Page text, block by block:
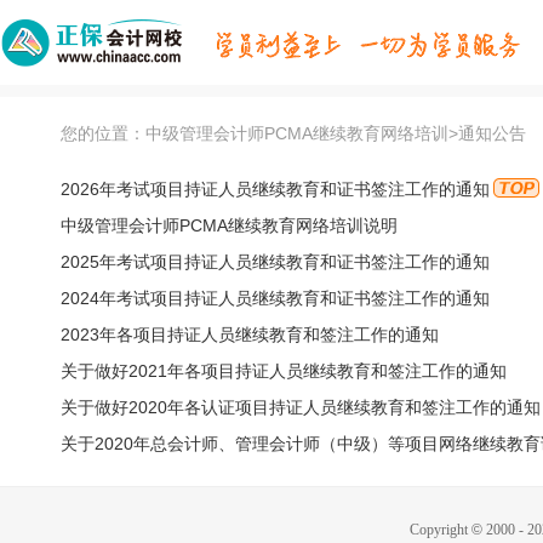
您的位置： 中级管理会计师PCMA继续教育网络培训>通知公告
2026年考试项目持证人员继续教育和证书签注工作的通知
中级管理会计师PCMA继续教育网络培训说明
2025年考试项目持证人员继续教育和证书签注工作的通知
2024年考试项目持证人员继续教育和证书签注工作的通知
2023年各项目持证人员继续教育和签注工作的通知
关于做好2021年各项目持证人员继续教育和签注工作的通知
关于做好2020年各认证项目持证人员继续教育和签注工作的通知
关于2020年总会计师、管理会计师（中级）等项目网络继续教
Copyright © 2000 -